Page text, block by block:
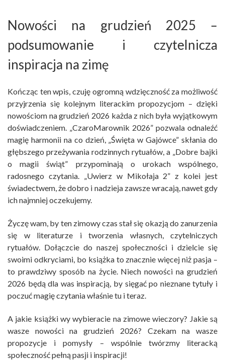
Nowości na grudzień 2025 –
podsumowanie i czytelnicza
inspiracja na zimę
Kończąc ten wpis, czuję ogromną wdzięczność za możliwość
przyjrzenia się kolejnym literackim propozycjom – dzięki
nowościom na grudzień 2026 każda z nich była wyjątkowym
doświadczeniem. „CzaroMarownik 2026” pozwala odnaleźć
magię harmonii na co dzień, „Święta w Gajówce” skłania do
głębszego przeżywania rodzinnych rytuałów, a „Dobre bajki
o magii świąt” przypominają o urokach wspólnego,
radosnego czytania. „Uwierz w Mikołaja 2” z kolei jest
świadectwem, że dobro i nadzieja zawsze wracają, nawet gdy
ich najmniej oczekujemy.
Życzę wam, by ten zimowy czas stał się okazją do zanurzenia
się w literaturze i tworzenia własnych, czytelniczych
rytuałów. Dołączcie do naszej społeczności i dzielcie się
swoimi odkryciami, bo książka to znacznie więcej niż pasja –
to prawdziwy sposób na życie. Niech nowości na grudzień
2026 będą dla was inspiracją, by sięgać po nieznane tytuły i
poczuć magię czytania właśnie tu i teraz.
A jakie książki wy wybieracie na zimowe wieczory? Jakie są
wasze nowości na grudzień 2026? Czekam na wasze
propozycje i pomysły – wspólnie twórzmy literacką
społeczność pełną pasji i inspiracji!